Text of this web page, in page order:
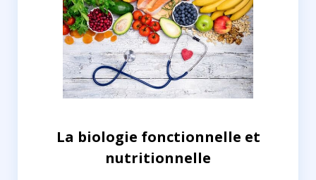
La biologie fonctionnelle et
nutritionnelle